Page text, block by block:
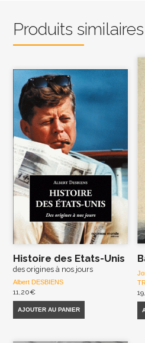
Produits similaires
Histoire des Etats-Unis
des origines à nos jours
Albert DESBIENS
11,20€
AJOUTER AU PANIER